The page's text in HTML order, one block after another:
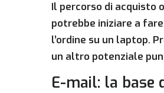
Il percorso di acquisto
potrebbe iniziare a
l’ordine su un laptop.
un altro potenziale
E-mail: la base